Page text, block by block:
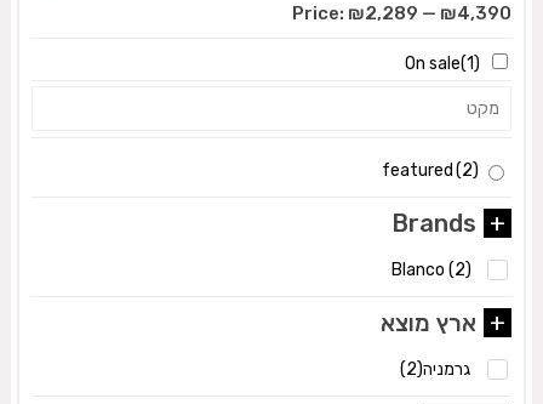
Price: ₪2,289 — ₪4,390
On sale(1)
featured (2)
Brands +
Blanco (2)
ארץ מוצא +
גרמניה(2)